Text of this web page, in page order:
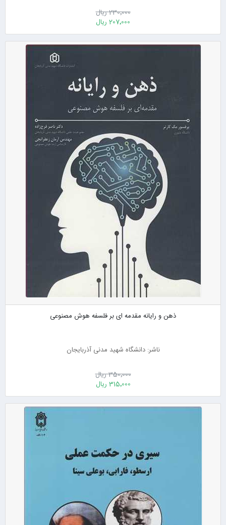
230٬000 ریال
207٬000 ریال
ذهن و رایانه مقدمه ای بر فلسفه هوش مصنوعی
ناشر: دانشگاه شهید مدنی آذربایجان
350٬000 ریال
315٬000 ریال